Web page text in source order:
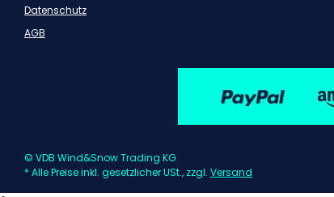
Datenschutz
AGB
© VDB Wind&Snow Trading KG
* Alle Preise inkl. gesetzlicher USt., zzgl. Versand